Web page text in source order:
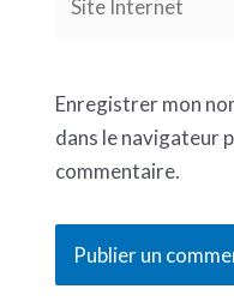
Internet
Enregistrer mon
dans le navigateur
commentaire.